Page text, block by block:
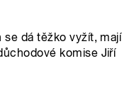
dá těžko vyžít, mají
komise Jiří